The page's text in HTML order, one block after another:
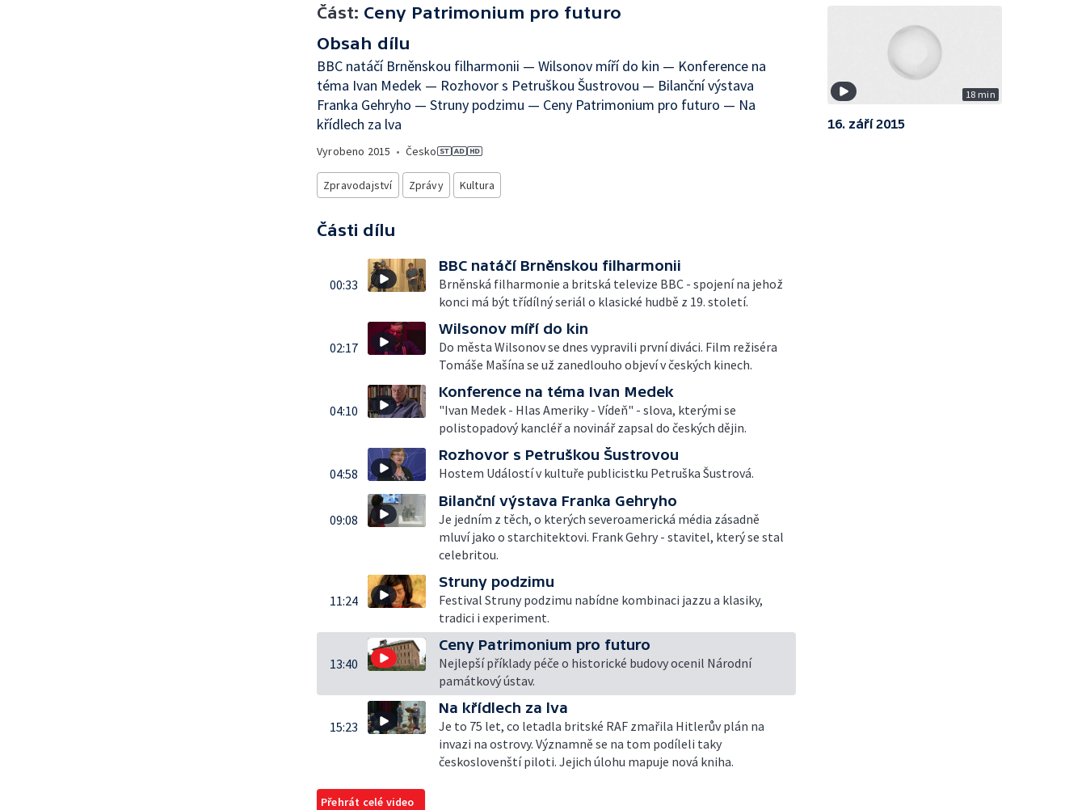
Část: Ceny Patrimonium pro futuro
Obsah dílu
BBC natáčí Brněnskou filharmonii — Wilsonov míří do kin — Konference na
téma Ivan Medek — Rozhovor s Petruškou Šustrovou — Bilanční výstava
Franka Gehryho — Struny podzimu — Ceny Patrimonium pro futuro — Na
křídlech za lva
Vyrobeno 2015 • Česko
Zpravodajství Zprávy Kultura
Části dílu
00:33
BBC natáčí Brněnskou filharmonii
Brněnská filharmonie a britská televize BBC - spojení na jehož
konci má být třídílný seriál o klasické hudbě z 19. století.
02:17
Wilsonov míří do kin
Do města Wilsonov se dnes vypravili první diváci. Film režiséra
Tomáše Mašína se už zanedlouho objeví v českých kinech.
04:10
Konference na téma Ivan Medek
"Ivan Medek - Hlas Ameriky - Vídeň" - slova, kterými se
polistopadový kancléř a novinář zapsal do českých dějin.
04:58
Rozhovor s Petruškou Šustrovou
Hostem Událostí v kultuře publicistku Petruška Šustrová.
09:08
Bilanční výstava Franka Gehryho
Je jedním z těch, o kterých severoamerická média zásadně
mluví jako o starchitektovi. Frank Gehry - stavitel, který se stal
celebritou.
11:24
Struny podzimu
Festival Struny podzimu nabídne kombinaci jazzu a klasiky,
tradici i experiment.
13:40
Ceny Patrimonium pro futuro
Nejlepší příklady péče o historické budovy ocenil Národní
památkový ústav.
15:23
Na křídlech za lva
Je to 75 let, co letadla britské RAF zmařila Hitlerův plán na
invazi na ostrovy. Významně se na tom podíleli taky
českoslovenští piloti. Jejich úlohu mapuje nová kniha.
Přehrát celé video
18 min
16. září 2015